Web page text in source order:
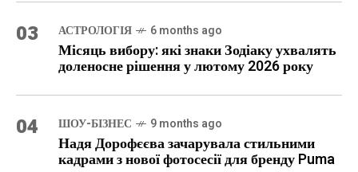
03 АСТРОЛОГІЯ 6 months ago
Місяць вибору: які знаки Зодіаку ухвалять
доленосне рішення у лютому 2026 року
04 ШОУ-БІЗНЕС 9 months ago
Надя Дорофєєва зачарувала стильними
кадрами з нової фотосесії для бренду Puma